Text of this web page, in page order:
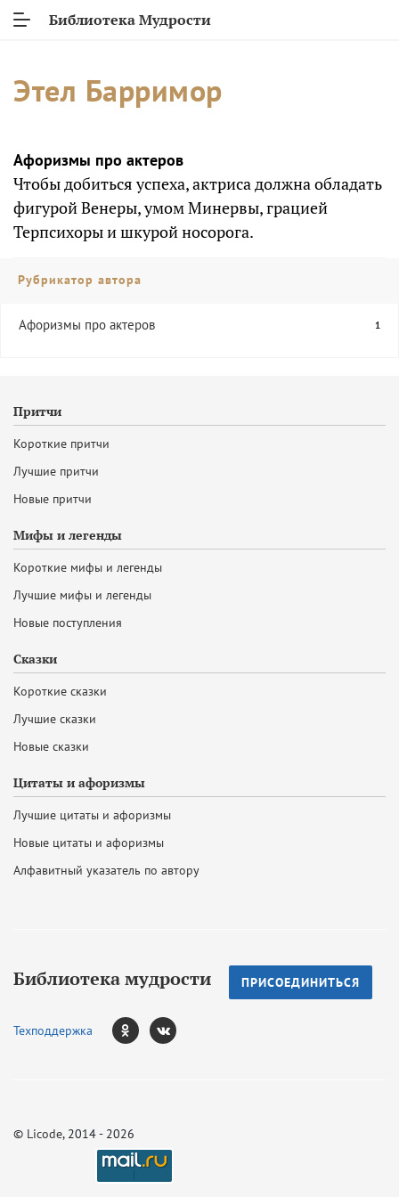
Библиотека Мудрости
Этел Барримор
Афоризмы про актеров
Чтобы добиться успеха, актриса должна обладать
фигурой Венеры, умом Минервы, грацией
Терпсихоры и шкурой носорога.
Рубрикатор автора
Афоризмы про актеров 1
Притчи
Короткие притчи
Лучшие притчи
Новые притчи
Мифы и легенды
Короткие мифы и легенды
Лучшие мифы и легенды
Новые поступления
Сказки
Короткие сказки
Лучшие сказки
Новые сказки
Цитаты и афоризмы
Лучшие цитаты и афоризмы
Новые цитаты и афоризмы
Алфавитный указатель по автору
Библиотека мудрости ПРИСОЕДИНИТЬСЯ
Техподдержка
© Licode, 2014 - 2026